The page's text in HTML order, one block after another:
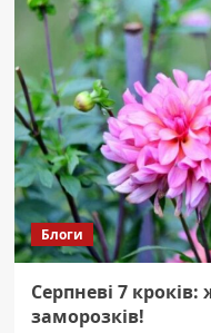
Блоги
Серпневі 7
заморозків!